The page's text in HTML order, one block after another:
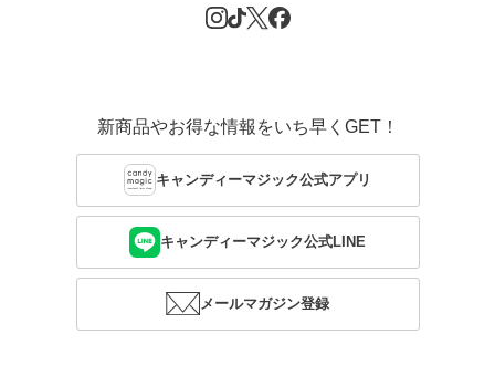
新商品やお得な情報をいち早くGET！
キャンディーマジック公式アプリ
キャンディーマジック公式LINE
メールマガジン登録